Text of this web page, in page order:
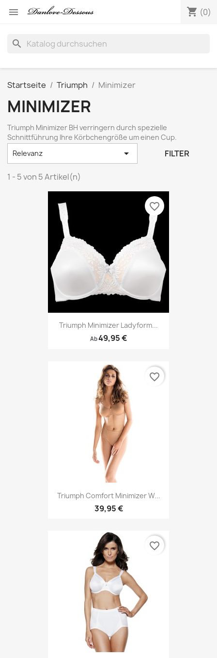
 shopping_cart (0)
search
Startseite Triumph Minimizer
MINIMIZER
Triumph Minimizer BH verringern durch spezielle
Schnittführung Ihre Körbchengröße um einen Cup.
Relevanz
 FILTER
1 - 5 von 5 Artikel(n)
Triumph Minimizer Ladyform...
Ab49,95 €
favorite_border
Triumph Comfort Minimizer W...
39,95 €
favorite_border
favorite_border